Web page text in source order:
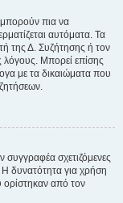
μπορούν πια να
αυτόματα. Τα
της Δ. Συζήτησης ή τον
λόγους. Μπορεί επίσης
με τα δικαιώματα που
συγγραφέα σχετιζόμενες
Η δυνατότητα για χρήση
ορίστηκαν από τον